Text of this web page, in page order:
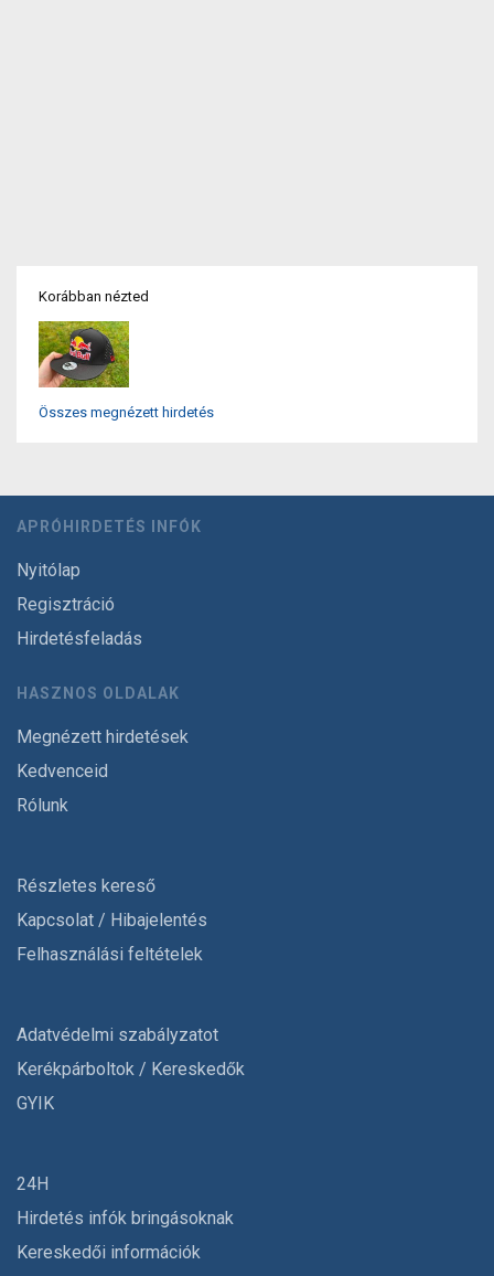
Korábban nézted
Összes megnézett hirdetés
APRÓHIRDETÉS INFÓK
Nyitólap
Regisztráció
Hirdetésfeladás
HASZNOS OLDALAK
Megnézett hirdetések
Kedvenceid
Rólunk
Részletes kereső
Kapcsolat / Hibajelentés
Felhasználási feltételek
Adatvédelmi szabályzatot
Kerékpárboltok / Kereskedők
GYIK
24H
Hirdetés infók bringásoknak
Kereskedői információk